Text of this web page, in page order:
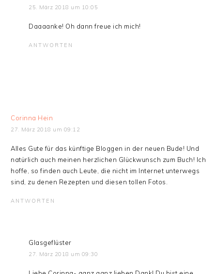
25. März 2018 um 10:05
Daaaanke! Oh dann freue ich mich!
ANTWORTEN
Corinna Hein
27. März 2018 um 09:12
Alles Gute für das künftige Bloggen in der neuen Bude! Und
natürlich auch meinen herzlichen Glückwunsch zum Buch! Ich
hoffe, so finden auch Leute, die nicht im Internet unterwegs
sind, zu denen Rezepten und diesen tollen Fotos.
ANTWORTEN
Glasgeflüster
27. März 2018 um 09:30